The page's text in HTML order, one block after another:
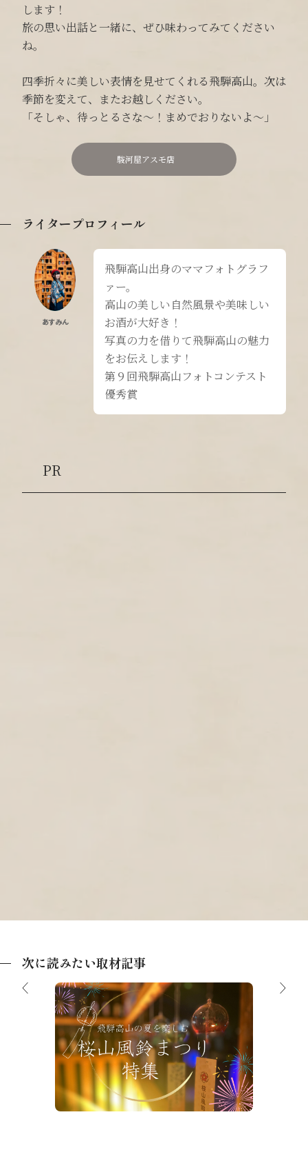
します！
旅の思い出話と一緒に、ぜひ味わってみてください
ね。
四季折々に美しい表情を見せてくれる飛騨高山。次は
季節を変えて、またお越しください。
「そしゃ、待っとるさな〜！まめでおりないよ〜」
駿河屋アスモ店
ライタープロフィール
あすみん
飛騨高山出身のママフォトグラフ
ァー。
高山の美しい自然風景や美味しい
お酒が大好き！
写真の力を借りて飛騨高山の魅力
をお伝えします！
第９回飛騨高山フォトコンテスト
優秀賞
PR
次に読みたい取材記事
【夏祭り】飛騨高山の夏を楽しむ「桜山
風鈴まつり」特集